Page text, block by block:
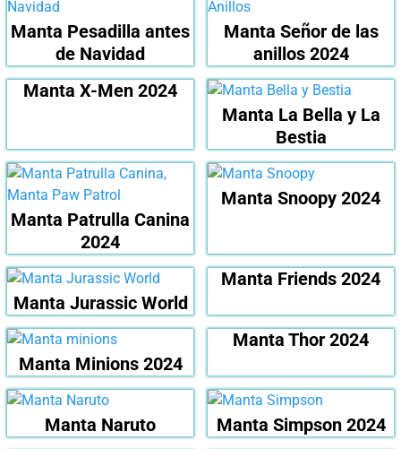
Manta Pesadilla antes
de Navidad
Manta Señor de las
anillos 2024
Manta X-Men 2024
Manta La Bella y La
Bestia
Manta Patrulla Canina
2024
Manta Snoopy 2024
Manta Jurassic World
Manta Friends 2024
Manta Minions 2024
Manta Thor 2024
Manta Naruto
Manta Simpson 2024